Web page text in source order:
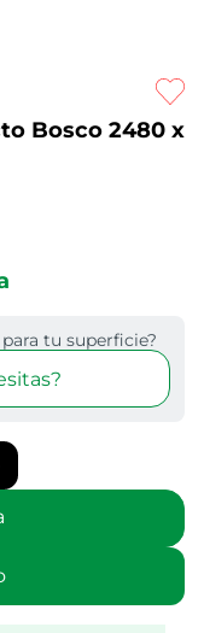
Bosco 2480 x
tu superficie?